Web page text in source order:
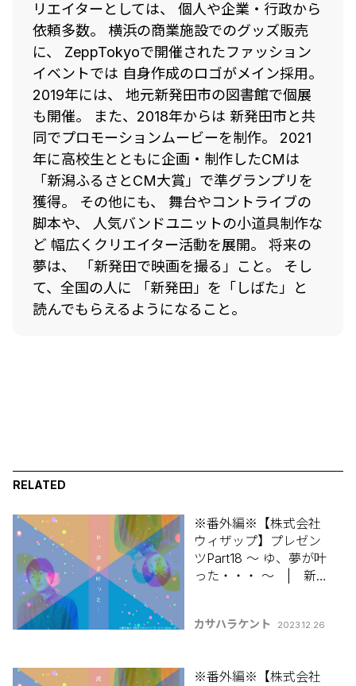
リエイターとしては、 個人や企業・行政から
依頼多数。 横浜の商業施設でのグッズ販売
に、 ZeppTokyoで開催されたファッション
イベントでは 自身作成のロゴがメイン採用。
2019年には、 地元新発田市の図書館で個展
も開催。 また、2018年からは 新発田市と共
同でプロモーションムービーを制作。 2021
年に高校生とともに企画・制作したCMは
「新潟ふるさとCM大賞」で準グランプリを
獲得。 その他にも、 舞台やコントライブの
脚本や、 人気バンドユニットの小道具制作な
ど 幅広くクリエイター活動を展開。 将来の
夢は、 「新発田で映画を撮る」こと。 そし
て、全国の人に 「新発田」を「しばた」と
読んでもらえるようになること。
RELATED
※番外編※【株式会社
ウィザップ】プレゼン
ツPart18 ～ ゆ、夢が叶
った・・・ ～ | 新発
ばいいんですか？】
カサハラケント 2023.12.26
※番外編※【株式会社